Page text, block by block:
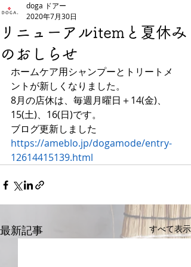
リニューアルitemと夏休み
のおしらせ
doga ドアー
2020年7月30日
ホームケア用シャンプーとトリートメ
ントが新しくなりました。
8月の店休は、毎週月曜日＋14(金)、
15(土)、16(日)です。
ブログ更新しました
https://ameblo.jp/dogamode/entry-
12614415139.html
最新記事 すべて表示